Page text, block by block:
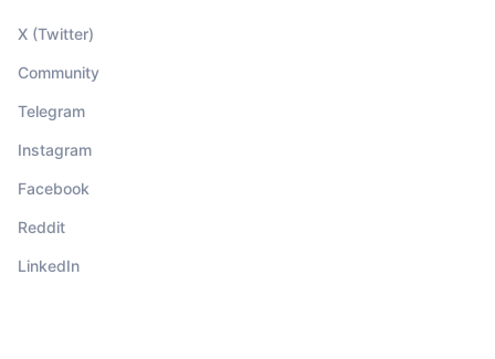
X (Twitter)
Community
Telegram
Instagram
Facebook
Reddit
LinkedIn